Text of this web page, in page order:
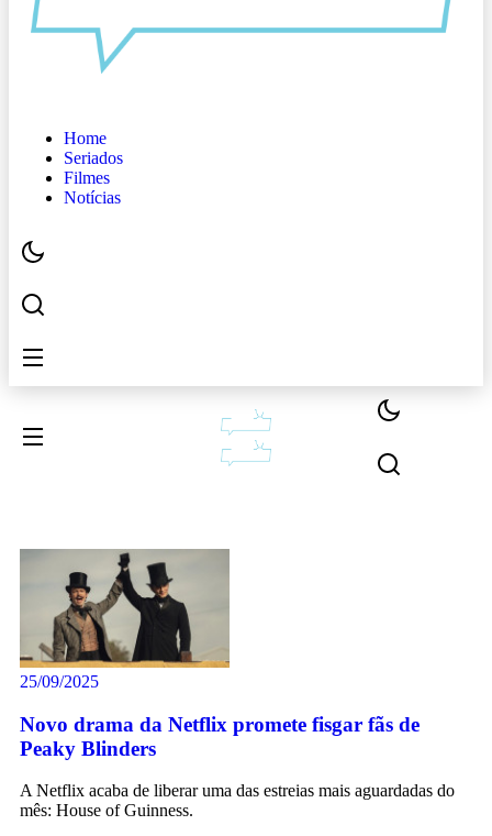
Home
Seriados
Filmes
Notícias
25/09/2025
Novo drama da Netflix promete fisgar fãs de
Peaky Blinders
A Netflix acaba de liberar uma das estreias mais aguardadas do
mês: House of Guinness.